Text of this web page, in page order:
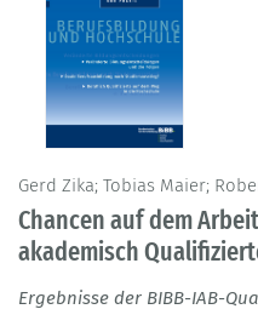
Gerd Zika; Tobias Maier;
Chancen auf dem
akademisch
Ergebnisse der BIBB-IAB-